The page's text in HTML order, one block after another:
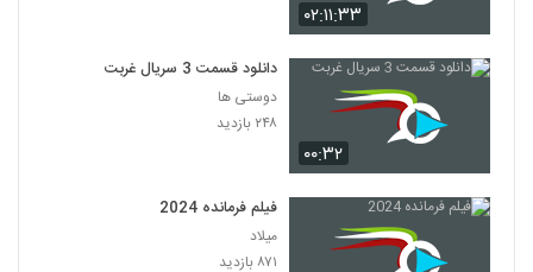
۰۲:۱۱:۳۳
۰۰:۳۲
دانلود قسمت 3 سریال غربت
دوستی ها
۲۴۸ بازدید
فیلم فرمانده 2024
میلاد
۸۷۱ بازدید